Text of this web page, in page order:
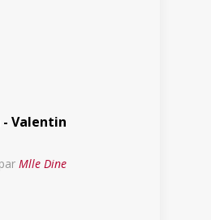
Valentin
par Mlle Dine